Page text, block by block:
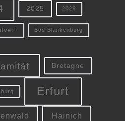
2025 2026
Bad Blankenburg
Bretagne
Erfurt
Hainich